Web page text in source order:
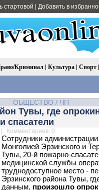
стартовой Добавить в
Криминал| Культура| Спорт|
ОБЩЕСТВО / ЧП
Тувы, где
спасатели
Комментариев: 0
Сотрудники
Монголией Эрзинского и
Тувы, 20-й пожарно-
медицинской службы
труднодоступное место -
Эрзинского района Тувы,
данным, произошло